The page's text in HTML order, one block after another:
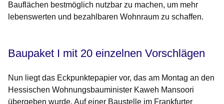
Bauflächen bestmöglich nutzbar zu machen, um mehr
lebenswerten und bezahlbaren Wohnraum zu schaffen.
Baupaket I mit 20 einzelnen Vorschlägen
Nun liegt das Eckpunktepapier vor, das am Montag an den
Hessischen Wohnungsbauminister Kaweh Mansoori
übergeben wurde. Auf einer Baustelle im Frankfurter